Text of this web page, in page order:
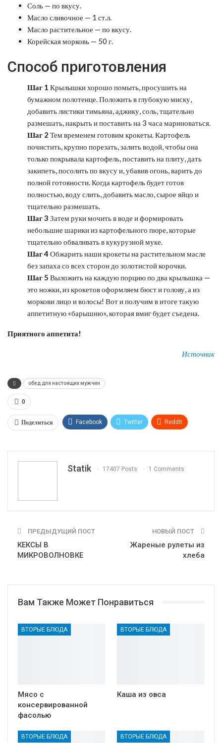
Соль — по вкусу.
Масло сливочное — 1 ст.л.
Масло растительное — по вкусу.
Корейская морковь — 50 г.
Способ приготовления
Шаг 1 Крылышки хорошо помыть, просушить на
бумажном полотенце. Положить в глубокую миску,
добавить листики тимьяна, аджику, соль, тщательно
размешать, накрыть и поставить на 3 часа мариноваться.
Шаг 2 Тем временем готовим крокеты. Картофель
почистить, крупно порезать, залить водой, чтобы она
только покрывала картофель, поставить на плиту, дать
закипеть, посолить по вкусу и, убавив огонь, варить до
полной готовности. Когда картофель будет готов
полностью, воду слить, добавить масло, сырое яйцо и
тщательно размешать.
Шаг 3 Затем руки мочить в воде и формировать
небольшие шарики из картофельного пюре, которые
тщательно обваливать в кукурузной муке.
Шаг 4 Обжарить наши крокеты на растительном масле
без запаха со всех сторон до золотистой корочки.
Шаг 5 Выложить на каждую порцию по два крылышка —
это ножки, из крокетов оформляем бюст и голову, а из
моркови лицо и волосы! Вот и получим в итоге такую
аппетитную «барышню», которая вмиг будет съедена.
Приятного аппетита!
Источник
обед для настоящих мужчин
0
Поделиться Facebook Twitter ReddIt
Statik 17407 Posts 1 Comments
ПРЕДЫДУЩИЙ ПОСТ
КЕКСЫ В
МИКРОВОЛНОВКЕ
НОВЫЙ ПОСТ
Жареные рулеты из
хлеба
Вам Также Может Понравиться
ВТОРЫЕ БЛЮДА
Мясо с
консервированной
фасолью
ВТОРЫЕ БЛЮДА
Каша из овса
ВТОРЫЕ БЛЮДА ВТОРЫЕ БЛЮДА